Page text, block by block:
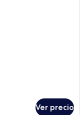
Ver precio